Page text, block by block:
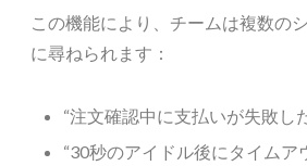
この機能により、チームは複数の
に尋ねられます：
“注文確認中に支払いが失敗し
“30秒のアイドル後にタイムア